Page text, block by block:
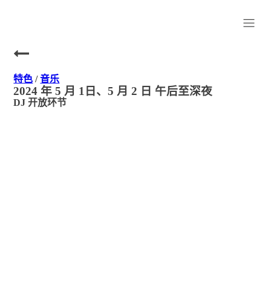
特色 /音乐
2024 年 5 月 1日、5 月 2 日 午后至深夜
DJ 开放环节